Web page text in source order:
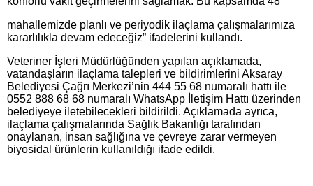
mahallemizde planlı ve periyodik ilaçlama çalışmalarımıza
kararlılıkla devam edeceğiz” ifadelerini kullandı.
Veteriner İşleri Müdürlüğünden yapılan açıklamada,
vatandaşların ilaçlama talepleri ve bildirimlerini Aksaray
Belediyesi Çağrı Merkezi’nin 444 55 68 numaralı hattı ile
0552 888 68 68 numaralı WhatsApp İletişim Hattı üzerinden
belediyeye iletebilecekleri bildirildi. Açıklamada ayrıca,
ilaçlama çalışmalarında Sağlık Bakanlığı tarafından
onaylanan, insan sağlığına ve çevreye zarar vermeyen
biyosidal ürünlerin kullanıldığı ifade edildi.